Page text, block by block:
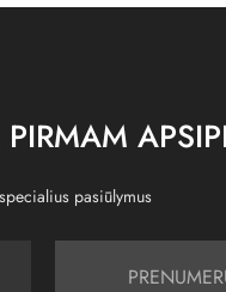
pasiūlymus